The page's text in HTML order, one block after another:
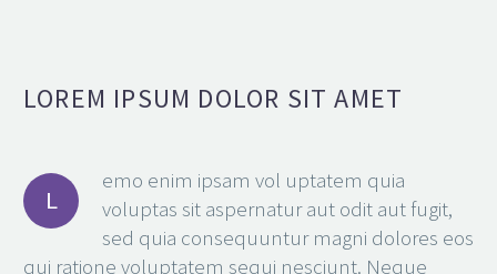
LOREM IPSUM DOLOR SIT AMET
L
emo enim ipsam vol uptatem quia
voluptas sit aspernatur aut odit aut fugit,
sed quia consequuntur magni dolores eos
qui ratione voluptatem sequi nesciunt. Neque